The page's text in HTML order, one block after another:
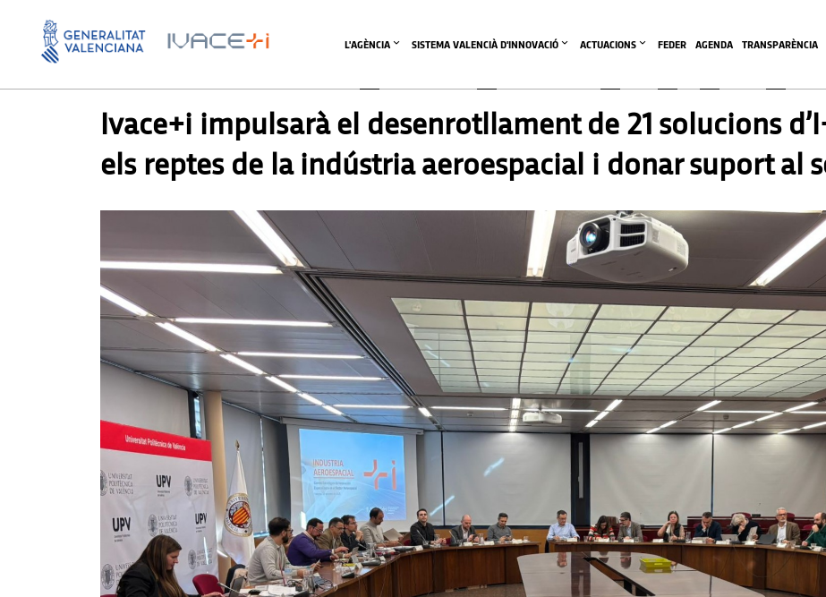
L'AGÈNCIA SISTEMA VALENCIÀ D'INNOVACIÓ ACTUACIONS FEDER AGENDA TRANSPARÈNCIA
PREMSA PREMSA
Ivace+i impulsarà el desenrotllament de 21 solucions
els reptes de la indústria aeroespacial i donar suport al